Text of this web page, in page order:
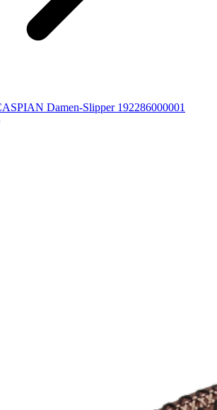
Damen-Slipper 192286000001